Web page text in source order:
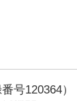
号120364）